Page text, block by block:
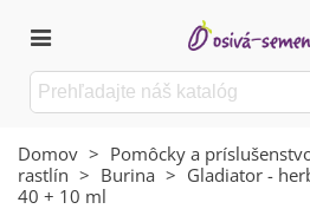
Domov > Pomôcky a
rastlín > Burina > Gladiator -
40 + 10 ml